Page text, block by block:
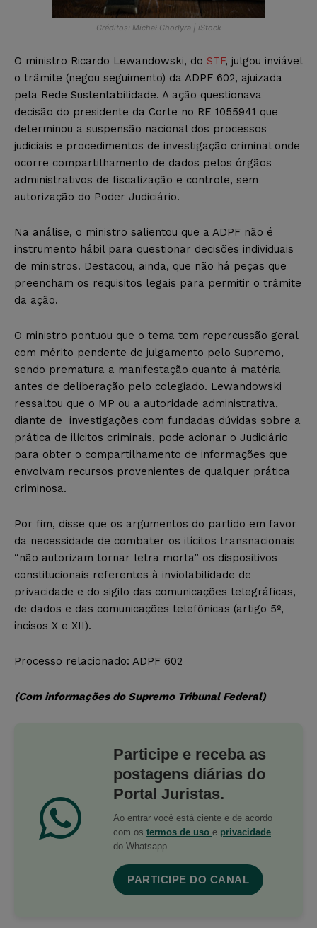
Créditos: Michał Chodyra | iStock
O ministro Ricardo Lewandowski, do STF, julgou inviável
o trâmite (negou seguimento) da ADPF 602, ajuizada
pela Rede Sustentabilidade. A ação questionava
decisão do presidente da Corte no RE 1055941 que
determinou a suspensão nacional dos processos
judiciais e procedimentos de investigação criminal onde
ocorre compartilhamento de dados pelos órgãos
administrativos de fiscalização e controle, sem
autorização do Poder Judiciário.
Na análise, o ministro salientou que a ADPF não é
instrumento hábil para questionar decisões individuais
de ministros. Destacou, ainda, que não há peças que
preencham os requisitos legais para permitir o trâmite
da ação.
O ministro pontuou que o tema tem repercussão geral
com mérito pendente de julgamento pelo Supremo,
sendo prematura a manifestação quanto à matéria
antes de deliberação pelo colegiado. Lewandowski
ressaltou que o MP ou a autoridade administrativa,
diante de investigações com fundadas dúvidas sobre a
prática de ilícitos criminais, pode acionar o Judiciário
para obter o compartilhamento de informações que
envolvam recursos provenientes de qualquer prática
criminosa.
Por fim, disse que os argumentos do partido em favor
da necessidade de combater os ilícitos transnacionais
“não autorizam tornar letra morta” os dispositivos
constitucionais referentes à inviolabilidade de
privacidade e do sigilo das comunicações telegráficas,
de dados e das comunicações telefônicas (artigo 5º,
incisos X e XII).
Processo relacionado: ADPF 602
(Com informações do Supremo Tribunal Federal)
Participe e receba as
postagens diárias do
Portal Juristas.
Ao entrar você está ciente e de acordo
com os termos de uso e privacidade
do Whatsapp.
PARTICIPE DO CANAL